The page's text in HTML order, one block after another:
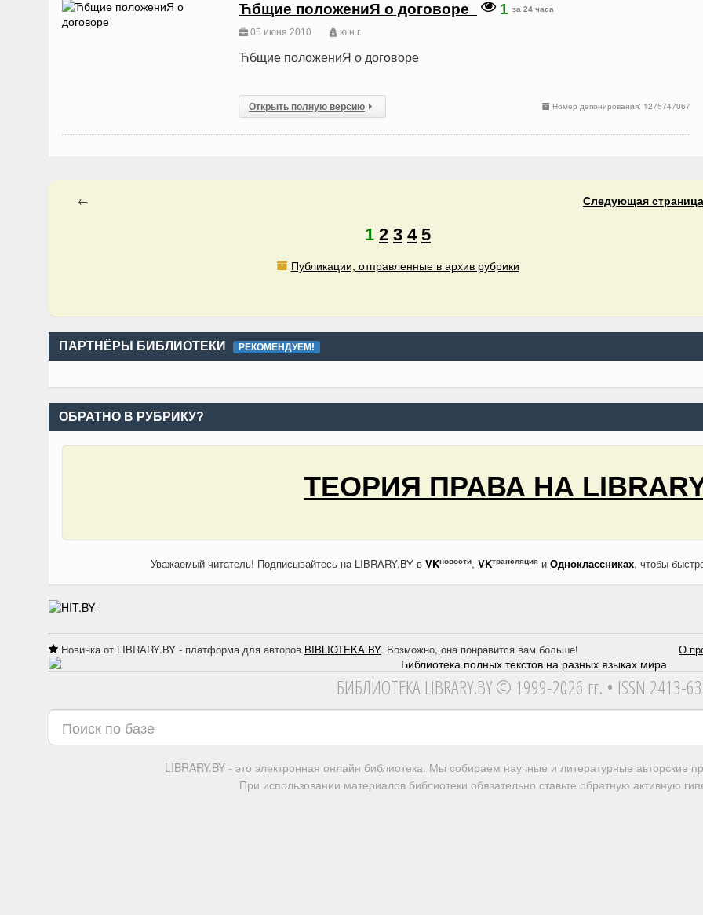
Ћбщие положениЯ о договоре 1 за 24 часа
05 июня 2010 ю.н.г.
Ћбщие положениЯ о договоре
Номер депонирования: 1275747067
Открыть полную версию
← Следующая страница
1 2 3 4 5
Публикации, отправленные в архив рубрики
ПАРТНЁРЫ БИБЛИОТЕКИ РЕКОМЕНДУЕМ!
ОБРАТНО В РУБРИКУ?
ТЕОРИЯ ПРАВА НА
Уважаемый читатель! Подписывайтесь на LIBRARY.BY в VKновости, VKтрансляция и Одноклассниках, чтобы
О
Новинка от LIBRARY.BY - платформа для авторов BIBLIOTEKA.BY. Возможно, она понравится вам больше!
БИБЛИОТЕКА LIBRARY.BY © 1999-2026 гг. • ISSN 2413-
LIBRARY.BY - это электронная онлайн библиотека. Мы собираем научные и литературные авторские
При использовании материалов библиотеки обязательно ставьте обратную активную